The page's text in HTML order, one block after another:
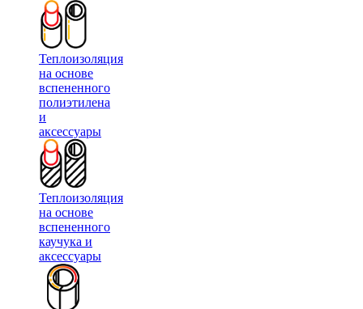
Теплоизоляция
на основе
вспененного
полиэтилена
и
аксессуары
Теплоизоляция
на основе
вспененного
каучука и
аксессуары